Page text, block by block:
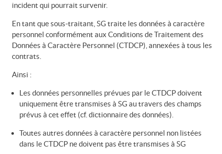
incident qui pourrait survenir.
En tant que sous-traitant, SG traite les données à caractère
personnel conformément aux Conditions de Traitement des
Données à Caractère Personnel (CTDCP), annexées à tous les
contrats.
Ainsi :
Les données personnelles prévues par le CTDCP doivent
uniquement être transmises à SG au travers des champs
prévus à cet effet (cf. dictionnaire des données).
Toutes autres données à caractère personnel non listées
dans le CTDCP ne doivent pas être transmises à SG